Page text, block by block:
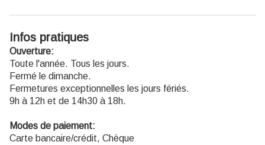
Infos pratiques
Ouverture:
Toute l'année. Tous les jours.
Fermé le dimanche.
Fermetures exceptionnelles les jours fériés.
9h à 12h et de 14h30 à 18h.
Modes de paiement:
Carte bancaire/crédit, Chèque